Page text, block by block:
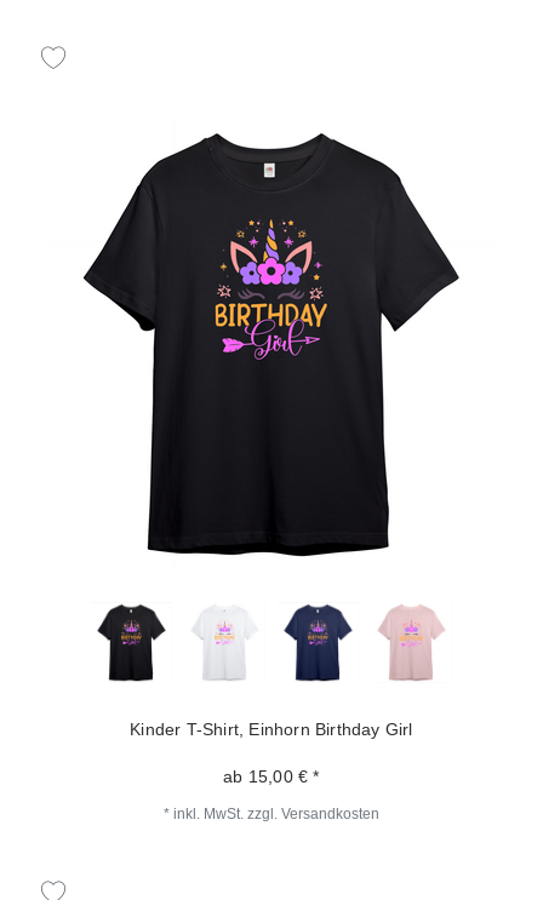
Kinder T-Shirt, Einhorn Birthday Girl
ab 15,00 € *
* inkl. MwSt. zzgl. Versandkosten